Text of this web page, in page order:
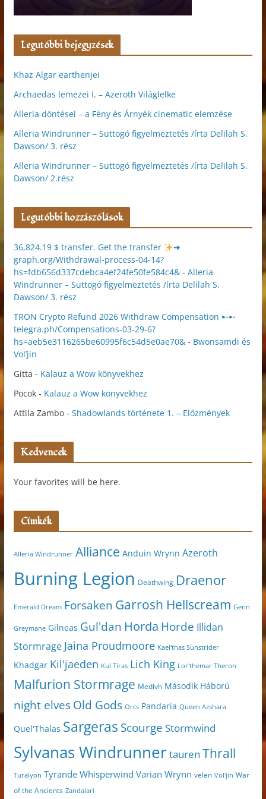
Legutóbbi bejegyzések
Khaz Algar earthenjei
Archaedas lemezei I. – Azeroth Világlelke
Alleria döntései – a Fény és Árnyék cinematic elemzése
Alleria Windrunner – Suttogó figyelmeztetés /írta Delilah S.
Dawson/ 3. rész
Alleria Windrunner – Suttogó figyelmeztetés /írta Delilah S.
Dawson/ 2.rész
Legutóbbi hozzászólások
36,824.19 $ transfer. Get the transfer
➜
graph.org/Withdrawal-process-04-14?
hs=fdb656d337cdebca4ef24fe50fe584c4&- Alleria
Windrunner – Suttogó figyelmeztetés /írta Delilah S.
Dawson/ 3. rész
TRON Crypto Refund 2026 Withdraw Compensation ➸➸
telegra.ph/Compensations-03-29-6?
hs=aeb5e3116265be60995f6c54d5e0ae70&- Bwonsamdi és
Vol’jin
Gitta - Kalauz a Wow könyvekhez
Pocok- Kalauz a Wow könyvekhez
Attila Zambo- Shadowlands története 1. – Előzmények
Kedvencek
Your favorites will be here.
Címkék
Alleria Windrunner Alliance Anduin Wrynn Azeroth
Burning Legion Deathwing Draenor
Emerald Dream Forsaken Garrosh Hellscream Genn
Greymane Gilneas Gul'dan Horda Horde Illidan
Stormrage Jaina Proudmoore Kael'thas Sunstrider
Khadgar Kil'jaeden Kul Tiras Lich King Lor'themar Theron
Malfurion Stormrage Medivh Második Háború
night elves Old Gods Orcs Pandaria Queen Azshara
Quel'Thalas Sargeras Scourge Stormwind
Sylvanas Windrunnertauren Thrall
Turalyon Tyrande Whisperwind Varian Wrynn velen Vol'jin War
of the Ancients Zandalari